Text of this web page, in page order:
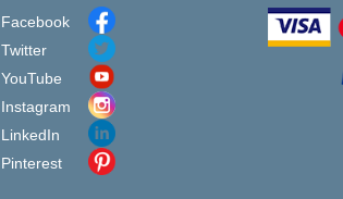
Facebook
Twitter
YouTube
Instagram
LinkedIn
Pinterest